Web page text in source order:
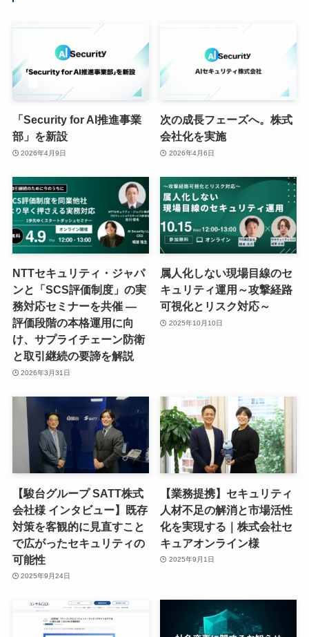
「Security for AI推進事業
部」を新設
2026年4月9日
次の成長フェーズへ。株式
会社化を実施
2026年4月6日
NTTセキュリティ・ジャパ
ンと「SCS評価制度」の実
務対応セミナーを共催 ―
評価段階の本格運用に向
け、サプライチェーン防衛
と取引継続の要諦を解説
2026年3月31日
属人化しない現場目線のセ
キュリティ運用～攻撃経路
可視化とリスク対応～
2025年10月10日
【駿台グループ SATT株式
会社様 インタビュー】既存
対策を客観的に見直すこと
で広がったセキュリティの
可能性
2025年9月24日
【業務提携】セキュリティ
人材不足の解消と市場活性
化を実現する｜株式会社セ
キュアオンライン様
2025年9月1日